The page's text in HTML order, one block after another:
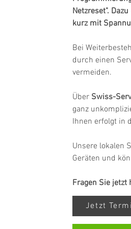
Netzreset".
kurz mit
Bei
durch einen
vermeiden.
Über Swiss-
ganz
Ihnen erfolgt in
Unsere lokalen
Geräten und
Fragen Sie jetzt
Jetzt